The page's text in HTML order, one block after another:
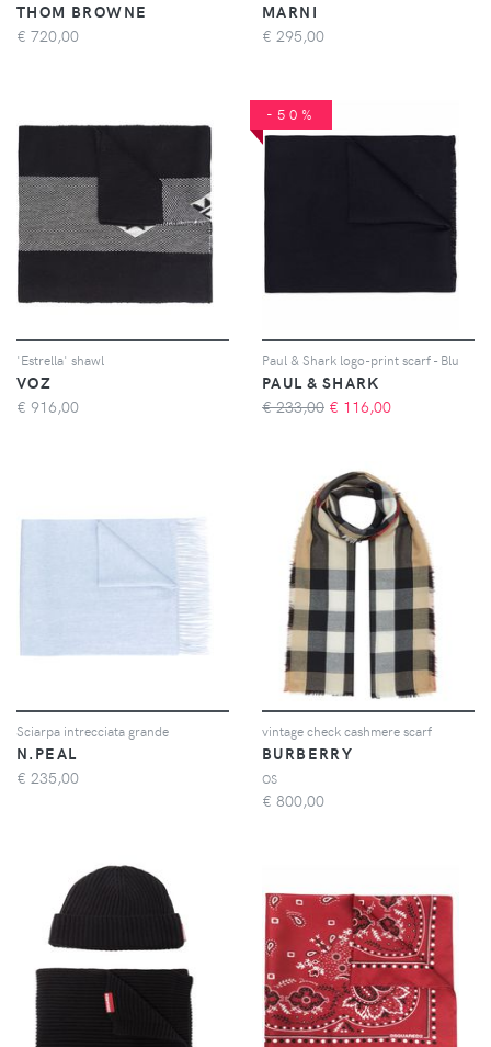
THOM BROWNE
€ 720,00
MARNI
€ 295,00
'Estrella' shawl
VOZ
€ 916,00
-50%
Paul & Shark logo-print scarf - Blu
PAUL & SHARK
€ 233,00 € 116,00
Sciarpa intrecciata grande
N.PEAL
€ 235,00
vintage check cashmere scarf
BURBERRY
OS
€ 800,00